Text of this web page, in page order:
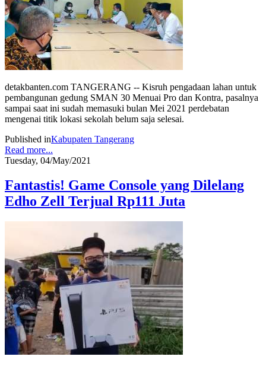
detakbanten.com TANGERANG -- Kisruh pengadaan lahan untuk
pembangunan gedung SMAN 30 Menuai Pro dan Kontra, pasalnya
sampai saat ini sudah memasuki bulan Mei 2021 perdebatan
mengenai titik lokasi sekolah belum saja selesai.
Published inKabupaten Tangerang
Read more...
Tuesday, 04/May/2021
Fantastis! Game Console yang Dilelang
Edho Zell Terjual Rp111 Juta